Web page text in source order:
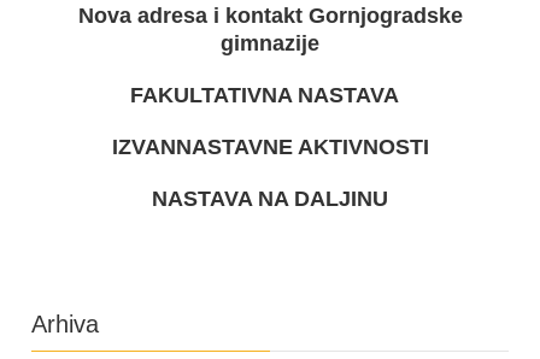
Nova adresa i kontakt Gornjogradske
gimnazije
FAKULTATIVNA NASTAVA
IZVANNASTAVNE AKTIVNOSTI
NASTAVA NA DALJINU
Arhiva